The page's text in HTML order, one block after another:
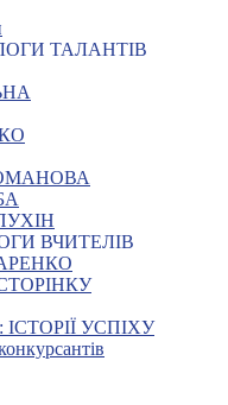
ТАЛАНТІВ
ВЧИТЕЛІВ
УСПІХУ